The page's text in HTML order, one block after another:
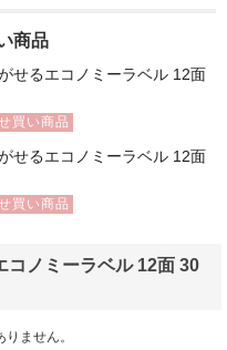
商品
せるエコノミーラベル 12面
買い商品
せるエコノミーラベル 12面
買い商品
コノミーラベル 12面 30
ません。